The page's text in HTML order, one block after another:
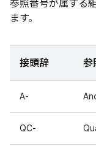
参照番号が属する
ます。
接頭辞 参
A-
QC-